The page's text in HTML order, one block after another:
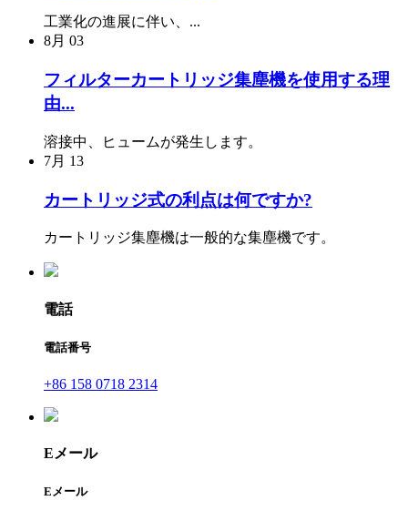
工業化の進展に伴い、...
8月 03
フィルターカートリッジ集塵機を使用する理
由...
溶接中、ヒュームが発生します。
7月 13
カートリッジ式の利点は何ですか?
カートリッジ集塵機は一般的な集塵機です。
電話
電話番号
+86 158 0718 2314
Eメール
Eメール